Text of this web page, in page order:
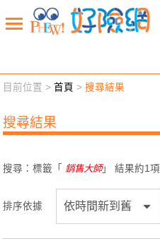
新聞觀點 業務交流
退休先準備 好險學堂
目前位置 >首頁 >搜尋結果
搜尋結果
搜尋：標籤「 銷售大師」 結果約1項
排序依據